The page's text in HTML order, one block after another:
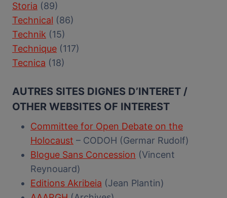
Storia (89)
Technical (86)
Technik (15)
Technique (117)
Tecnica (18)
AUTRES SITES DIGNES D’INTERET /
OTHER WEBSITES OF INTEREST
Committee for Open Debate on the
Holocaust – CODOH (Germar Rudolf)
Blogue Sans Concession (Vincent
Reynouard)
Editions Akribeia (Jean Plantin)